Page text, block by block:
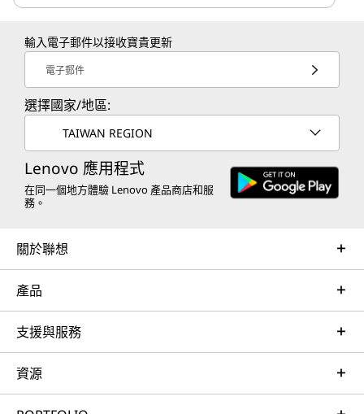
輸入電子郵件以接收寶貴更新
電子郵件
選擇國家/地區:
TAIWAN REGION
Lenovo 應用程式
在同一個地方體驗 Lenovo 產品商店和服
務。
關於聯想
產品
支援與服務
資源